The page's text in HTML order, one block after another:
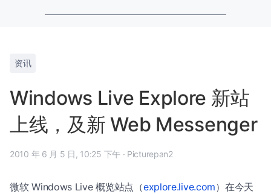
资讯
Windows Live Explore 新站
上线，及新 Web Messenger
2010 年 6 月 5 日, 10:25 下午 · Picturepan2
微软 Windows Live 概览站点（explore.live.com）在今天